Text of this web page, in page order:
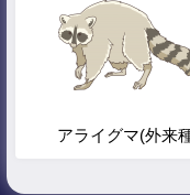
アライグマ(外来